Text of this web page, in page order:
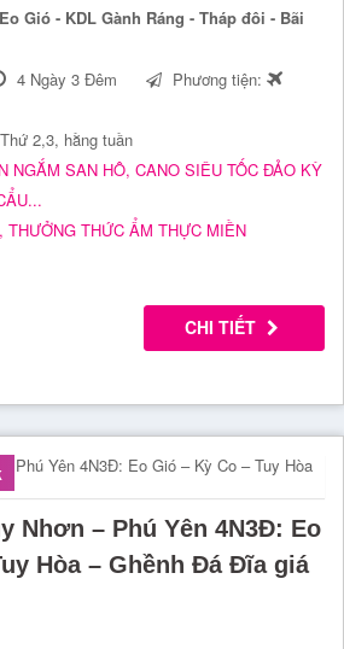
Gió - KDL Gành Ráng - Tháp đôi - Bãi
4 Ngày 3 Đêm Phương tiện:
2,3, hằng tuần
NGẮM SAN HÔ, CANO SIÊU TỐC ĐẢO KỲ
THƯỞNG THỨC ẨM THỰC MIỀN
CHI TIẾT
Nhơn – Phú Yên 4N3Đ: Eo
Hòa – Ghềnh Đá Đĩa giá